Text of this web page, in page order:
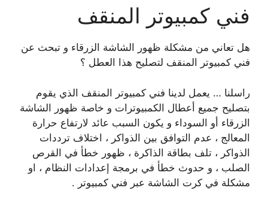
فني كمبيوتر المنقف
هل تعاني من مشكلة ظهور الشاشة الزرقاء و تبحث عن
فني كمبيوتر المنقف لتصليح هذا العطل ؟
راسلنا … يعمل لدينا فني كمبيوتر المنقف الذي يقوم
بتصليح جميع أعطال الكمبيوترات و خاصة ظهور الشاشة
الزرقاء أو السوداء و يكون السبب عائد لارتفاع حرارة
المعالج ، عدم التوافق بين الذواكر ، اختلاف ترددات
الذواكر ، تلف بطاقة الذاكرة ، ظهور خطأ في القرص
الصلب ، و حدوث خطأ في برمجة إعدادات النظام ، او
مشكلة في كرت الشاشة عبر فني كمبيوتر .